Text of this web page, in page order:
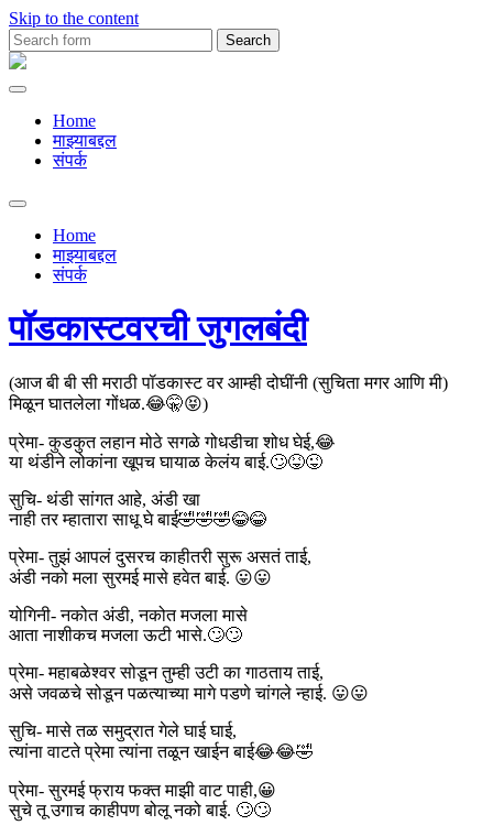
Skip to the content
Search
for:Premachya
Home
माझ्याबद्दल
संपर्क
Toggle
search
field
Home
माझ्याबद्दल
संपर्क
पॉडकास्टवरची जुगलबंदी
(आज बी बी सी मराठी पॉडकास्ट वर आम्ही दोघींनी (सुचिता मगर आणि मी)
मिळून घातलेला गोंधळ.😂🤫😝)
प्रेमा- कुडकुत लहान मोठे सगळे गोधडीचा शोध घेई,😂
या थंडीने लोकांना खूपच घायाळ केलंय बाई.🙄😝😜
सुचि- थंडी सांगत आहे, अंडी खा
नाही तर म्हातारा साधू घे बाई🤣🤣🤣😂😂
प्रेमा- तुझं आपलं दुसरच काहीतरी सुरू असतं ताई,
अंडी नको मला सुरमई मासे हवेत बाई. 😛😛
योगिनी- नकोत अंडी, नकोत मजला मासे
आता नाशीकच मजला ऊटी भासे.🙄🙄
प्रेमा- महाबळेश्वर सोडून तुम्ही उटी का गाठताय ताई,
असे जवळचे सोडून पळत्याच्या मागे पडणे चांगले न्हाई. 😛😛
सुचि- मासे तळ समुद्रात गेले घाई घाई,
त्यांना वाटते प्रेमा त्यांना तळून खाईन बाई😂😂🤣
प्रेमा- सुरमई फ्राय फक्त माझी वाट पाही,😀
सुचे तू उगाच काहीपण बोलू नको बाई. 🙄🙄